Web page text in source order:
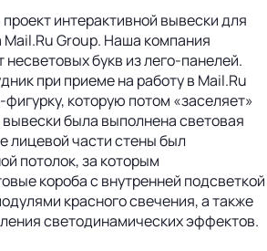
интерактивной вывески для
Group. Наша компания
несветовых букв из лего-панелей.
при приеме на работу в Mail.Ru
которую потом «заселяет»
вывески была выполнена световая
лицевой части стены был
потолок, за которым
короба с внутренней подсветкой
красного свечения, а также
светодинамических эффектов.